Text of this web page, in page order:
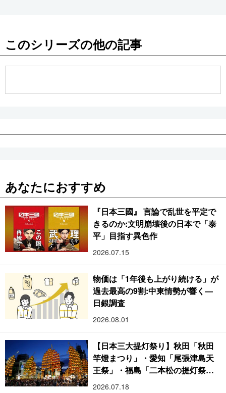
このシリーズの他の記事
あなたにおすすめ
『日本三國』 言論で乱世を平定で
きるのか:文明崩壊後の日本で「泰
平」目指す異色作
2026.07.15
物価は「1年後も上がり続ける」が
過去最高の9割:中東情勢が響く―
日銀調査
2026.08.01
【日本三大提灯祭り】秋田「秋田
竿燈まつり」・愛知「尾張津島天
王祭」・福島「二本松の提灯祭
り」:おびただしい灯火が夜空を照
2026.07.18